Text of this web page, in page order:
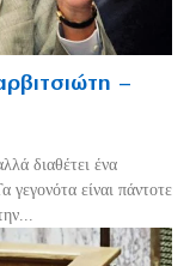
–
διαθέτει ένα
γεγονότα είναι πάντοτε